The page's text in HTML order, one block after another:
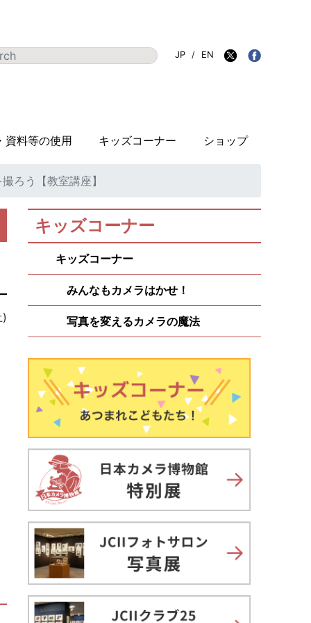
資料等の使用 キッズコーナー ショップ
JP / EN
ろう【教室講座】
キッズコーナー
キッズコーナー
みんなもカメラはかせ！
写真を変えるカメラの魔法